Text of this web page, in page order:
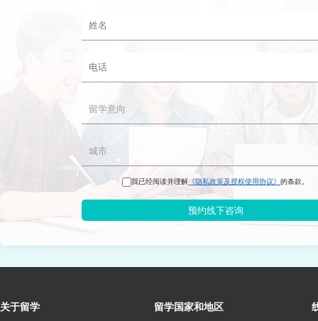
我已经阅读并理解 《隐私政策及授权使用协议》 的条款。
预约线下咨询
关于留学 留学国家和地区